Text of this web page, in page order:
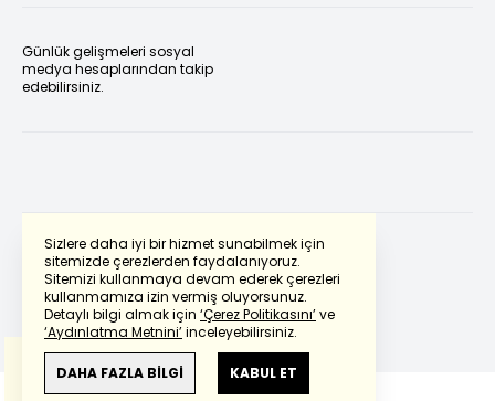
Sizlere daha iyi bir hizmet sunabilmek için
sitemizde çerezlerden faydalanıyoruz.
Sitemizi kullanmaya devam ederek çerezleri
kullanmamıza izin vermiş oluyorsunuz.
Detaylı bilgi almak için ‘Çerez Politikasını’ve
‘Aydınlatma Metnini’inceleyebilirsiniz.
DAHA FAZLA BİLGİ KABUL ET
Günlük gelişmeleri sosyal
medya hesaplarından takip
edebilirsiniz.
Powered by Translate
Bu çevirideGoogle Transletekullanılmıştır.
Anlam ve çeviri hatalarından
haberturk.com
sorumlu değildir.